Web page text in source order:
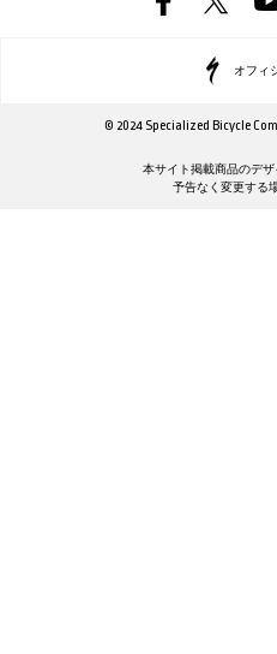
オフィ
© 2024 Specialized Bicycle
本サイト掲載商品のデ
予告なく変更する